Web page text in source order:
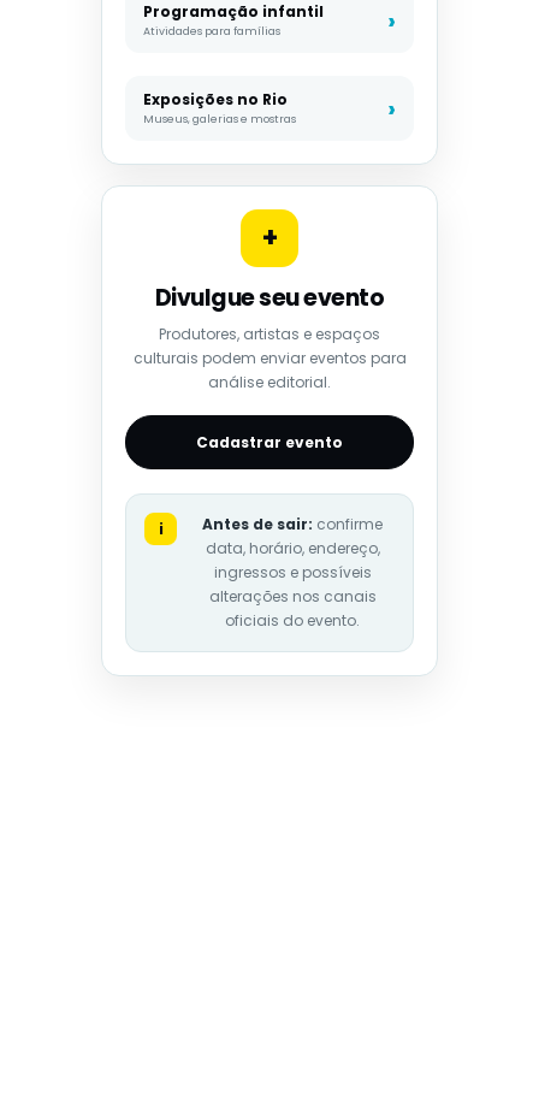
Programação infantil
Atividades para famílias
Exposições no Rio
Museus, galerias e mostras
+
Divulgue seu evento
Produtores, artistas e espaços
culturais podem enviar eventos para
análise editorial.
Cadastrar evento
i Antes de sair: confirme
data, horário, endereço,
ingressos e possíveis
alterações nos canais
oficiais do evento.